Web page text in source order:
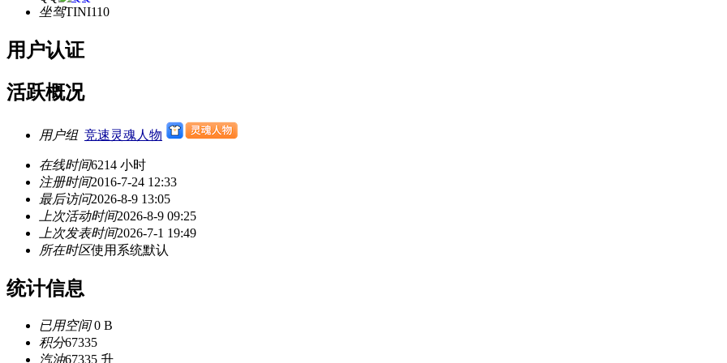
坐驾TINI110
用户认证
活跃概况
用户组 竞速灵魂人物
在线时间6214 小时
注册时间2016-7-24 12:33
最后访问2026-8-9 13:05
上次活动时间2026-8-9 09:25
上次发表时间2026-7-1 19:49
所在时区使用系统默认
统计信息
已用空间0 B
积分67335
汽油67335 升